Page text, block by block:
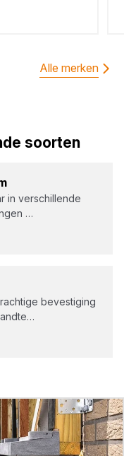
Alle merken
soorten
in verschillende
…
bevestiging